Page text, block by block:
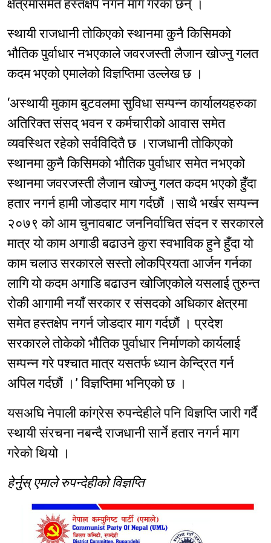
क्षेत्रमासमेत हस्तक्षेप नगर्न माग गरेका छन् ।
स्थायी राजधानी तोकिएको स्थानमा कुनै किसिमको
भौतिक पुर्वाधार नभएकाले जवरजस्ती लैजान खोज्नु गलत
कदम भएको एमालेको विज्ञप्तिमा उल्लेख छ ।
‘अस्थायी मुकाम बुटवलमा सुविधा सम्पन्न कार्यालयहरुका
अतिरिक्त संसद् भवन र कर्मचारीको आवास समेत
व्यवस्थित रहेको सर्वविदितै छ ।राजधानी तोकिएको
स्थानमा कुनै किसिमको भौतिक पुर्वाधार समेत नभएको
स्थानमा जवरजस्ती लैजान खोज्नु गलत कदम भएको हुँदा
हतार नगर्न हामी जोडदार माग गर्दछौं ।साथै भर्खर सम्पन्न
२०७९ को आम चुनावबाट जननिर्वाचित संदन र सरकारले
मात्र यो काम अगाडी बढाउने कुरा स्वभाविक हुने हुँदा यो
काम चलाउ सरकारले सस्तो लोकप्रियता आर्जन गर्नका
लागि यो कदम अगाडि बढाउन खोजिएकोले यसलाई तुरुन्त
रोकी आगामी नयाँ सरकार र संसदको अधिकार क्षेत्रमा
समेत हस्तक्षेप नगर्न जोडदार माग गर्दछौं । प्रदेश
सरकारले तोकेको भौतिक पुर्वाधार निर्माणको कार्यलाई
सम्पन्न गरे पश्चात मात्र यसतर्फ ध्यान केन्द्रित गर्न
अपिल गर्दछौं ।’ विज्ञप्तिमा भनिएको छ ।
यसअघि नेपाली कांग्रेस रुपन्देहीले पनि विज्ञप्ति जारी गर्दै
स्थायी संरचना नबन्दै राजधानी सार्ने हतार नगर्न माग
गरेको थियो ।
हेर्नुस् एमाले रुपन्देहीको विज्ञप्ति